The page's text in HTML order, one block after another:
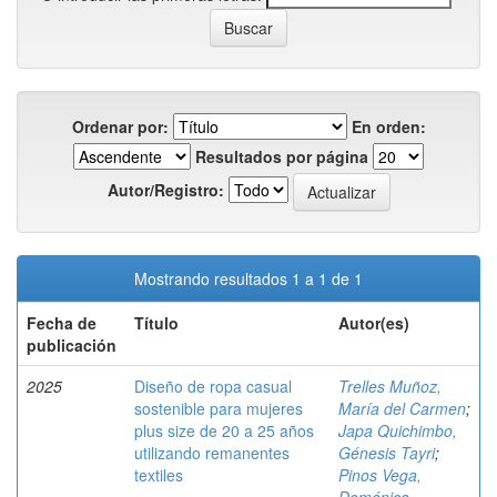
Ordenar por:
En orden:
Resultados por página
Autor/Registro:
Mostrando resultados 1 a 1 de 1
Fecha de
publicación
Título Autor(es)
2025
Diseño de ropa casual
sostenible para mujeres
plus size de 20 a 25 años
utilizando remanentes
textiles
Trelles Muñoz,
María del Carmen;
Japa Quichimbo,
Génesis Tayri;
Pinos Vega,